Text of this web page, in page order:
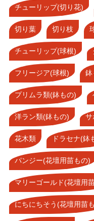
チューリップ(切り花)
切り葉 切り枝
チューリップ(球根)
フリージア(球根) 鉢
プリムラ類(鉢もの)
洋ラン類(鉢もの) サ
花木類 ドラセナ(鉢
パンジー(花壇用苗もの)
マリーゴールド(花壇用
にちにちそう(花壇用苗